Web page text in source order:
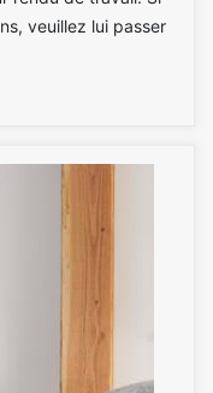
veuillez lui passer